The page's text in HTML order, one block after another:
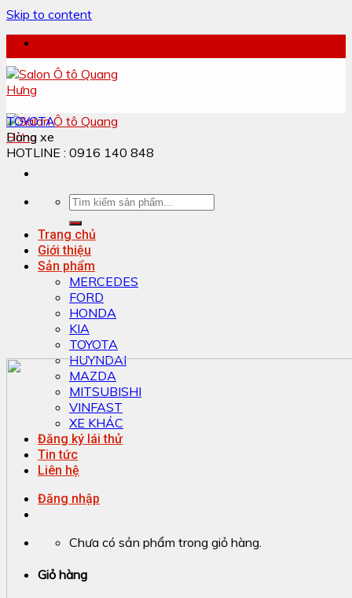
Skip to content
Trang chủ
Giới thiệu
Sản phẩm
MERCEDES
FORD
HONDA
KIA
TOYOTA
HUYNDAI
MAZDA
MITSUBISHI
VINFAST
XE KHÁC
Đăng ký lái thử
Tin tức
Liên hệ
Đăng nhập
Chưa có sản phẩm trong giỏ hàng.
Giỏ hàng
TOYOTA
Dòng xe
HOTLINE : 0916 140 848